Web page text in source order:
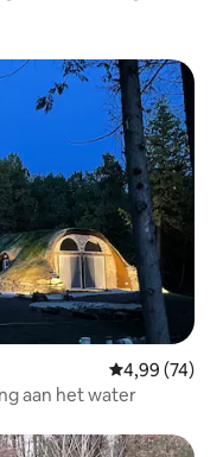
Gemiddelde
4,99 (74)
aan het water